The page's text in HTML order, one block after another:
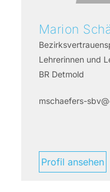
Marion
Lehrerinnen und
BR Detmold
mschaefers-
Profil ansehen